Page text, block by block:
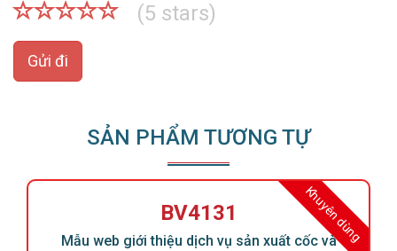
(5 stars)
Gửi đi
SẢN PHẨM TƯƠNG TỰ
Khuyên dùng
BV4131
Mẫu web giới thiệu dịch vụ sản xuất cốc và